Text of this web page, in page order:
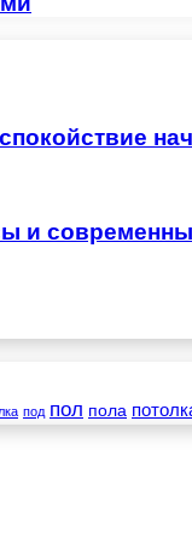
и
под пол пола